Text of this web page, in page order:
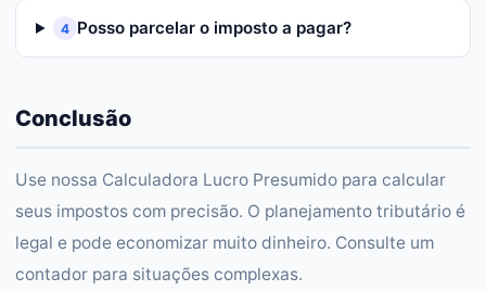
4 Posso parcelar o imposto a pagar?
Conclusão
Use nossa Calculadora Lucro Presumido para calcular
seus impostos com precisão. O planejamento tributário é
legal e pode economizar muito dinheiro. Consulte um
contador para situações complexas.